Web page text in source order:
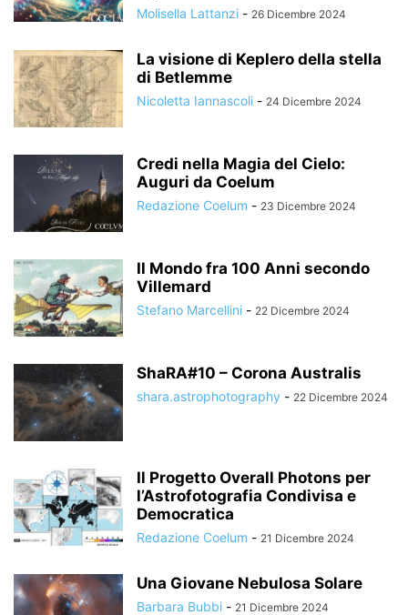
Molisella Lattanzi - 26 Dicembre 2024
La visione di Keplero della stella
di Betlemme
Nicoletta Iannascoli - 24 Dicembre 2024
Credi nella Magia del Cielo:
Auguri da Coelum
Redazione Coelum - 23 Dicembre 2024
Il Mondo fra 100 Anni secondo
Villemard
Stefano Marcellini - 22 Dicembre 2024
ShaRA#10 – Corona Australis
shara.astrophotography - 22 Dicembre 2024
Il Progetto Overall Photons per
l’Astrofotografia Condivisa e
Democratica
Redazione Coelum - 21 Dicembre 2024
Una Giovane Nebulosa Solare
Barbara Bubbi - 21 Dicembre 2024